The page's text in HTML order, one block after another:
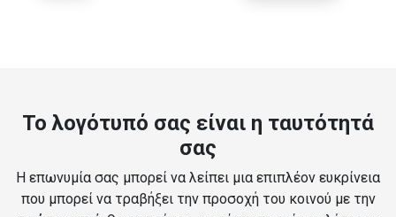
Το λογότυπό σας είναι η ταυτότητά
σας
Η επωνυμία σας μπορεί να λείπει μια επιπλέον ευκρίνεια
που μπορεί να τραβήξει την προσοχή του κοινού με την